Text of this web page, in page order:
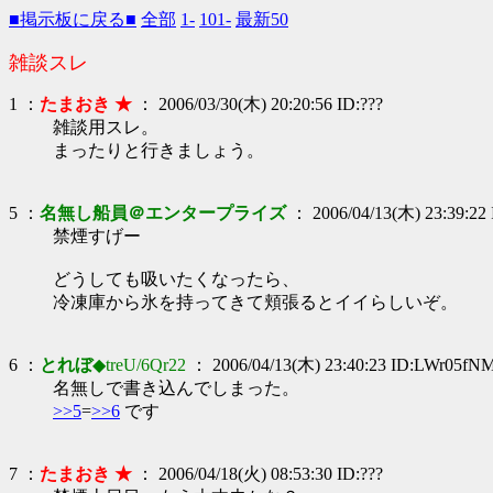
■掲示板に戻る■ 全部 1- 101- 最新50
雑談スレ
1 ： たまおき ★ ： 2006/03/30(木) 20:20:56 ID:???
雑談用スレ。
まったりと行きましょう。
5 ： 名無し船員＠エンタープライズ： 2006/04/13(木)
禁煙すげー
どうしても吸いたくなったら、
冷凍庫から氷を持ってきて頬張るとイイらしいぞ。
6 ： とれぼ◆treU/6Qr22 ： 2006/04/13(木) 23:40:23
名無しで書き込んでしまった。
>>5=>>6 です
7 ： たまおき ★ ： 2006/04/18(火) 08:53:30 ID:???